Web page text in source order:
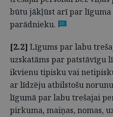
būtu jākļūst arī par
parādnieku.
10
[2.2] Līgums par labu
uzskatāms par patstāvīgu
ikvienu tipisku vai
ar līdzēju atbilstošu
līgumā par labu trešajai
pirkuma, maiņas, nomas,